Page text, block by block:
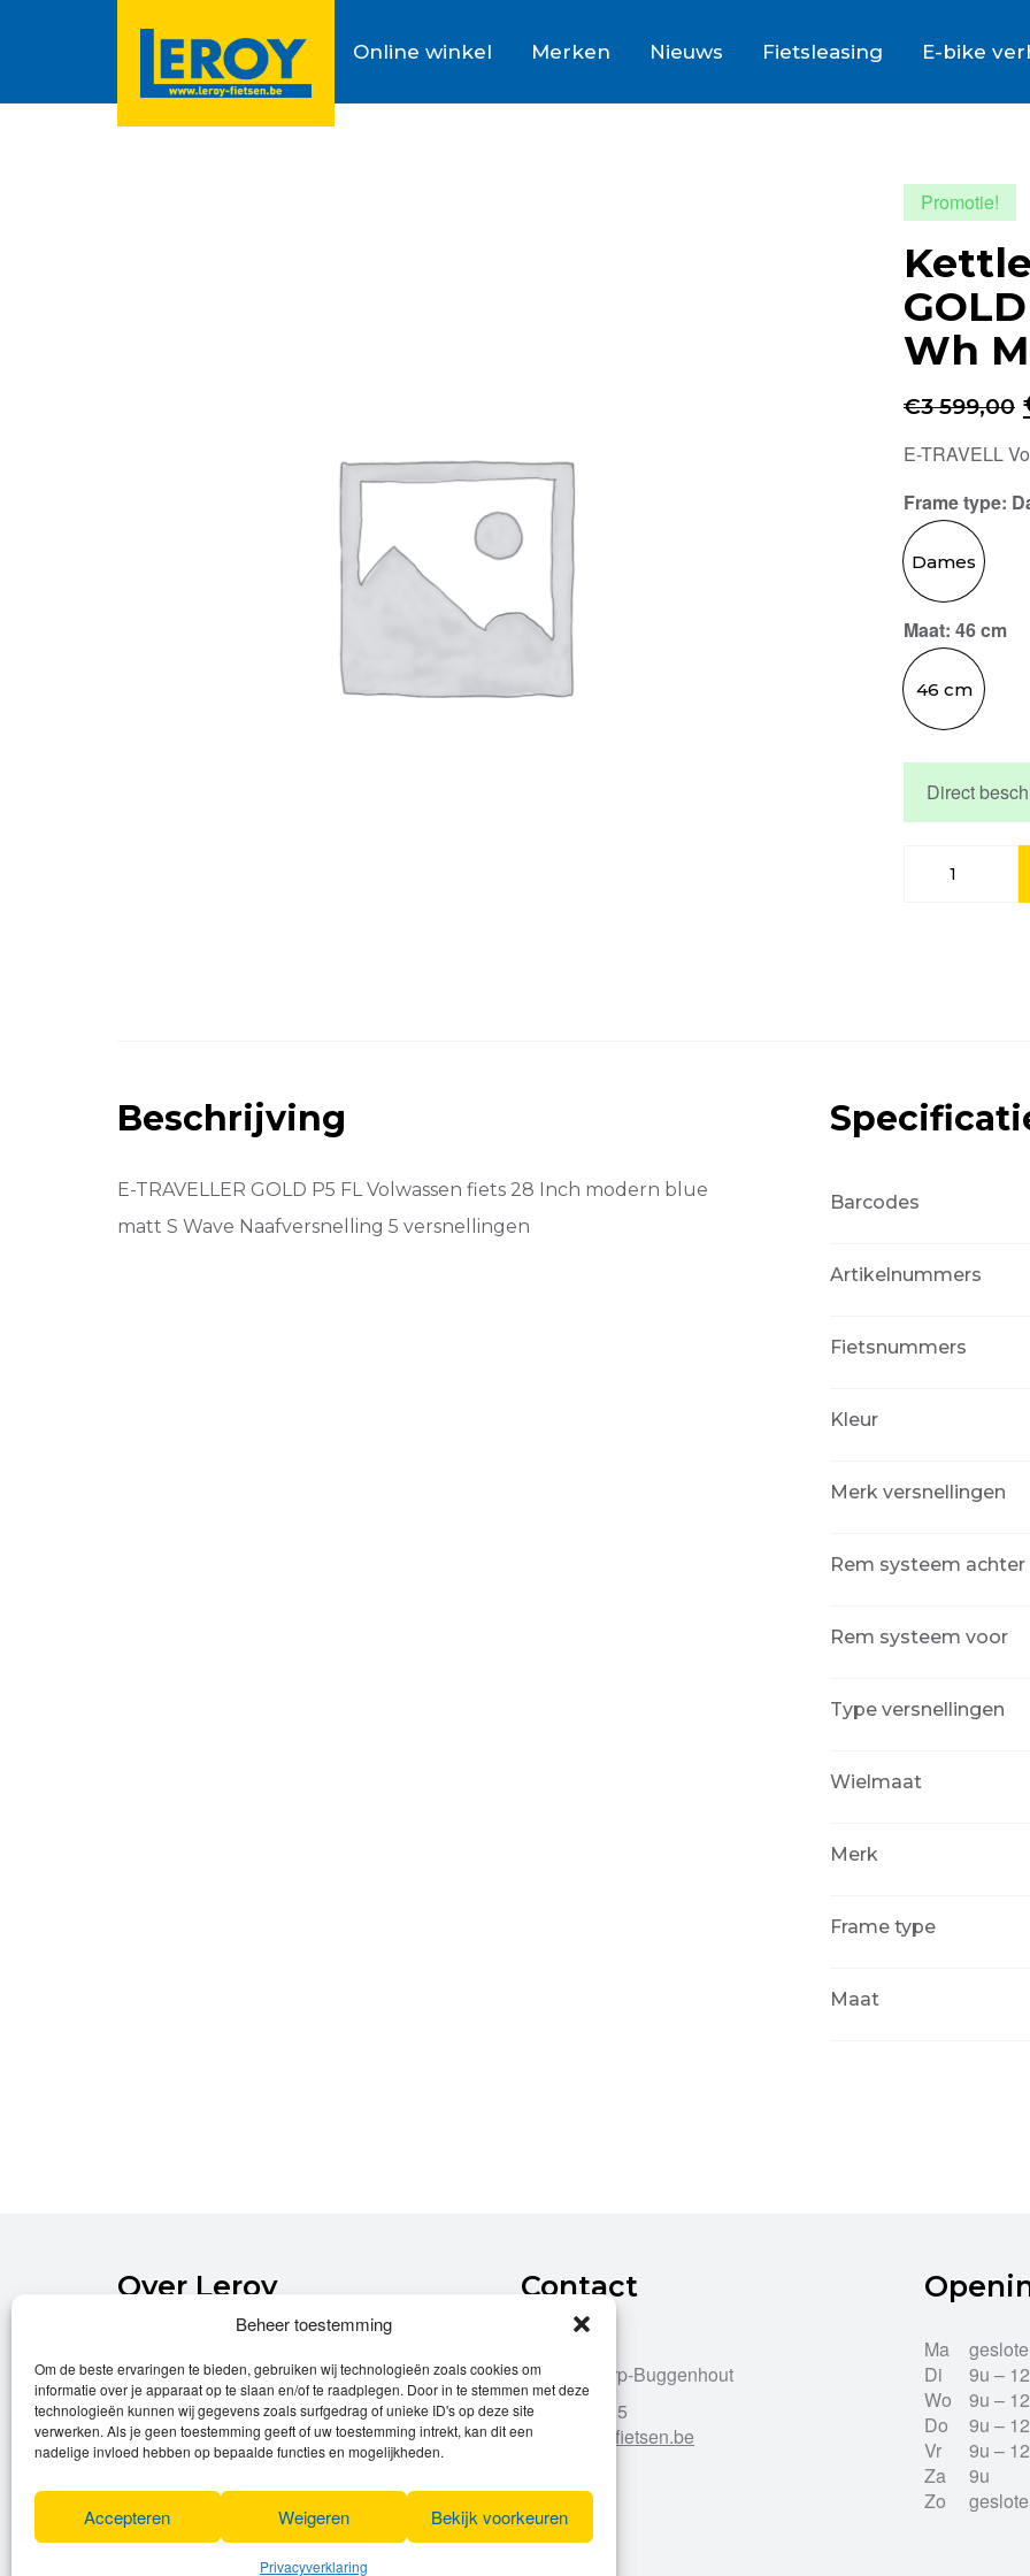
Beheer toestemming
Om de beste ervaringen te bieden, gebruiken wij technologieën zoals cookies om
informatie over je apparaat op te slaan en/of te raadplegen. Door in te stemmen met deze
technologieën kunnen wij gegevens zoals surfgedrag of unieke ID's op deze site
verwerken. Als je geen toestemming geeft of uw toestemming intrekt, kan dit een
nadelige invloed hebben op bepaalde functies en mogelijkheden.
Accepteren Weigeren Bekijk voorkeuren
Privacyverklaring
Online winkel Merken Nieuws Fietsleasing E-bike
Promotie!
Wh
€3 599,00
E-TRAVELL
Frame type:
Dames
Maat: 46 cm
46 cm
Direct
Matt
aantal
Beschrijving
E-TRAVELLER GOLD P5 FL Volwassen fiets 28 Inch modern blue
matt S Wave Naafversnelling 5 versnellingen
Barcodes
Artikelnummers
Fietsnummers
Kleur
Merk versnellingen
Rem systeem achter
Rem systeem voor
Type versnellingen
Wielmaat
Merk
Frame type
Maat
Over Leroy
en eventuele herstellingen van
(elektrische) fietsen.
Privacyverklaring
Algemene voorwaarden
Cookies
Contact
9255 Opdorp-Buggenhout
052/33.27.85
info@leroy-fietsen.be
Ma
Di
9u –
Wo
9u –
Do
9u –
Vr
9u –
Za
9u
Zo